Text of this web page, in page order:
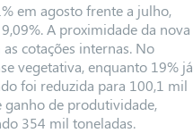
em agosto frente a julho,
A proximidade da nova
cotações internas. No
vegetativa, enquanto 19% já
foi reduzida para 100,1 mil
ganho de produtividade,
354 mil toneladas.